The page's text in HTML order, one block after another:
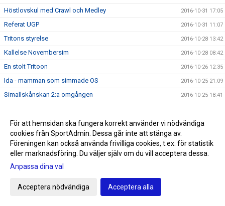
Höstlovskul med Crawl och Medley 2016-10-31 17:05
Referat UGP 2016-10-31 11:07
Tritons styrelse 2016-10-28 13:42
Kallelse Novembersim 2016-10-28 08:42
En stolt Tritoon 2016-10-26 12:35
Ida - mamman som simmade OS 2016-10-25 21:09
Simallskånskan 2:a omgången 2016-10-25 18:41
Frågor angående styrelsens publicerade dokument inför
årsmötet
2016-10-24 18:18
Årets idrottsprestation 2015 2016-10-21 21:00
Kallelse och dagordning till Extra Årsmöte SK Triton
Styrelsen informerar
UGP 4 22-23 oktober - Passtider uppdaterade
För att hemsidan ska fungera korrekt använder vi nödvändiga
cookies från SportAdmin. Dessa går inte att stänga av.
Föreningen kan också använda frivilliga cookies, t.ex. för statistik
eller marknadsföring. Du väljer själv om du vill acceptera dessa.
Anpassa dina val
Acceptera nödvändiga Acceptera alla